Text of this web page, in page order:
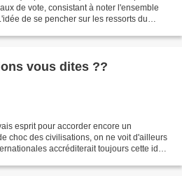
de vote, consistant à noter l'ensemble
de se pencher sur les ressorts du
vous dites ??
esprit pour accorder encore un
choc des civilisations, on ne voit d'ailleurs
accréditerait toujours cette idée